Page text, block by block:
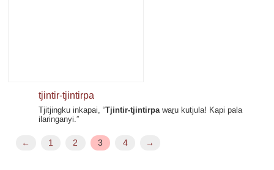
tjintir-tjintirpa
Tjitjingku inkapai, “Tjintir-tjintirpa waṟu kutjula! Kapi pala
ilaringanyi.”
← 1 2 3 4 →